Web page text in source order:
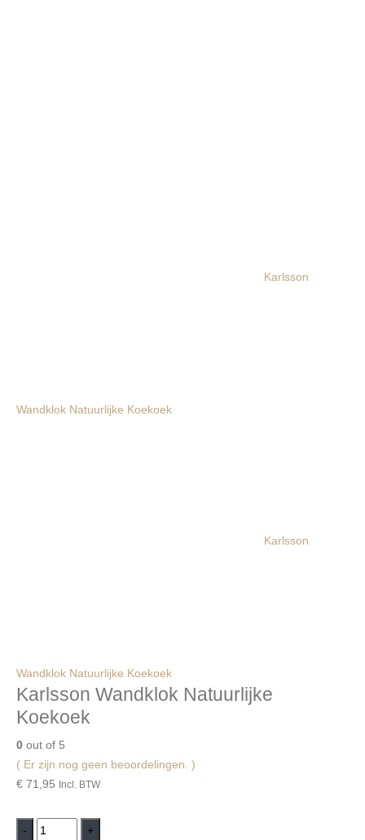
Karlsson
Wandklok Natuurlijke Koekoek
Karlsson
Wandklok Natuurlijke Koekoek
Karlsson Wandklok Natuurlijke
Koekoek
0 out of 5
( Er zijn nog geen beoordelingen. )
€ 71,95 Incl. BTW
- +